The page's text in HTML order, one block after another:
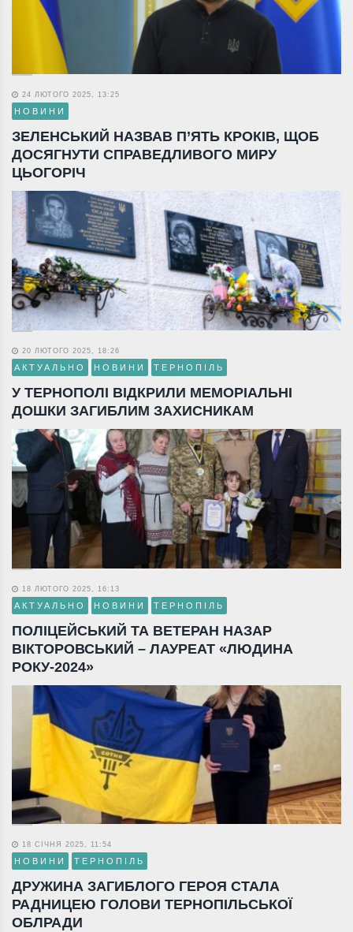
24 ЛЮТОГО 2025, 13:25
НОВИНИ
ЗЕЛЕНСЬКИЙ НАЗВАВ П’ЯТЬ КРОКІВ, ЩОБ
ДОСЯГНУТИ СПРАВЕДЛИВОГО МИРУ
ЦЬОГОРІЧ
20 ЛЮТОГО 2025, 18:26
АКТУАЛЬНО НОВИНИ ТЕРНОПІЛЬ
У ТЕРНОПОЛІ ВІДКРИЛИ МЕМОРІАЛЬНІ
ДОШКИ ЗАГИБЛИМ ЗАХИСНИКАМ
18 ЛЮТОГО 2025, 16:13
АКТУАЛЬНО НОВИНИ ТЕРНОПІЛЬ
ПОЛІЦЕЙСЬКИЙ ТА ВЕТЕРАН НАЗАР
ВІКТОРОВСЬКИЙ – ЛАУРЕАТ «ЛЮДИНА
РОКУ-2024»
18 СІЧНЯ 2025, 11:54
НОВИНИ ТЕРНОПІЛЬ
ДРУЖИНА ЗАГИБЛОГО ГЕРОЯ СТАЛА
РАДНИЦЕЮ ГОЛОВИ ТЕРНОПІЛЬСЬКОЇ
ОБЛРАДИ